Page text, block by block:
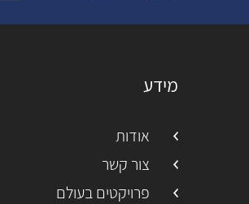
מידע
אודות
צור קשר
פרויקטים בעולם